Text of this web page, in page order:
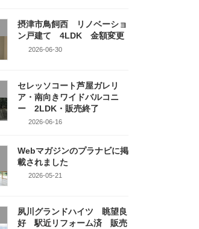
摂津市鳥飼西 リノベーショ
ン戸建て 4LDK 金額変更
2026-06-30
セレッソコート芦屋ガレリ
ア・南向きワイドバルコニ
ー 2LDK・販売終了
2026-06-16
Webマガジンのプラナビに掲
載されました
2026-05-21
夙川グランドハイツ 眺望良
好 駅近リフォーム済 販売